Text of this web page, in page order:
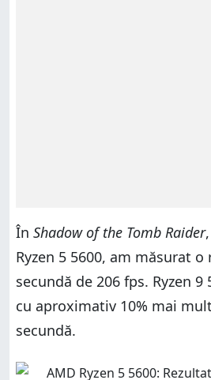
În Shadow of the Tomb Raider
Ryzen 5 5600, am măsurat
secundă de 206 fps. Ryzen 9
cu aproximativ 10% mai
secundă.